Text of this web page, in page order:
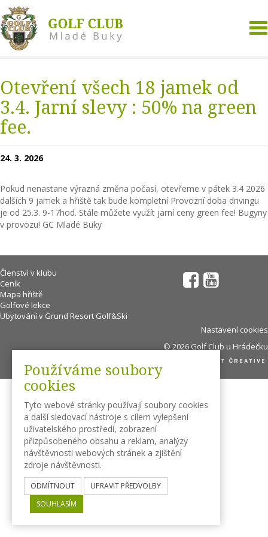
Otevření všech 18 jamek od
3.4. Jarní slevy : 50% na green
fee.
24. 3. 2026
Pokud nenastane výrazná změna počasí, otevřeme v pátek 3.4 2026
dalších 9 jamek a hřiště tak bude kompletní Provozní doba drivingu
je od 25.3. 9-17hod. Stále můžete využít jarní ceny green fee! Bugyny
v provozu! GC Mladé Buky
Členství v klubu
Ceník
Mapa hřiště
Golfové lekce
Ubytování v Grund Resort Golf&Ski
Nastavení cookies
© 2026 Golf Club u Hrádečku
Používáme soubory
cookies
Tyto webové stránky používají soubory cookies
a další sledovací nástroje s cílem vylepšení
uživatelského prostředí, zobrazení
přizpůsobeného obsahu a reklam, analýzy
návštěvnosti webových stránek a zjištění
zdroje návštěvnosti.
ODMÍTNOUT
UPRAVIT PŘEDVOLBY
SOUHLASÍM